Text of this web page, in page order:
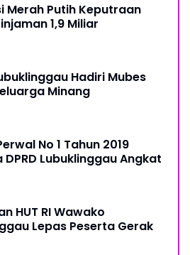
Merah Putih Keputraan
1,9 Miliar
Hadiri Mubes
Minang
No 1 Tahun 2019
Lubuklinggau Angkat
HUT RI Wawako
Lepas Peserta Gerak